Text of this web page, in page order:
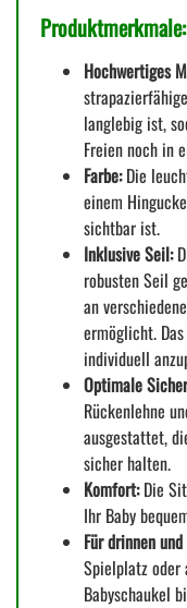
Produktmerkmale:
Hochwertiges
langlebig ist,
Freien noch in
Farbe:Die
einem
sichtbar ist.
Inklusive Seil:
robusten Seil
an
ermöglicht.
individuell
Optimale
Rückenlehne
ausgestattet,
sicher halten.
Komfort:Die
Ihr Baby
Für drinnen
Spielplatz oder
Babyschaukel